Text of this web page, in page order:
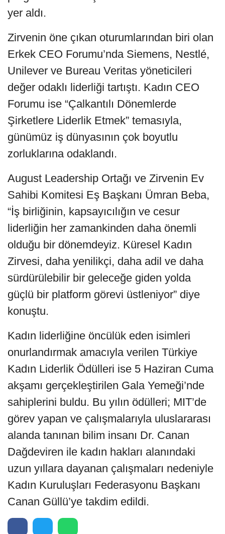
yer aldı.
Zirvenin öne çıkan oturumlarından biri olan
Erkek CEO Forumu’nda Siemens, Nestlé,
Unilever ve Bureau Veritas yöneticileri
değer odaklı liderliği tartıştı. Kadın CEO
Forumu ise “Çalkantılı Dönemlerde
Şirketlere Liderlik Etmek” temasıyla,
günümüz iş dünyasının çok boyutlu
zorluklarına odaklandı.
August Leadership Ortağı ve Zirvenin Ev
Sahibi Komitesi Eş Başkanı Ümran Beba,
“İş birliğinin, kapsayıcılığın ve cesur
liderliğin her zamankinden daha önemli
olduğu bir dönemdeyiz. Küresel Kadın
Zirvesi, daha yenilikçi, daha adil ve daha
sürdürülebilir bir geleceğe giden yolda
güçlü bir platform görevi üstleniyor” diye
konuştu.
Kadın liderliğine öncülük eden isimleri
onurlandırmak amacıyla verilen Türkiye
Kadın Liderlik Ödülleri ise 5 Haziran Cuma
akşamı gerçekleştirilen Gala Yemeği’nde
sahiplerini buldu. Bu yılın ödülleri; MIT’de
görev yapan ve çalışmalarıyla uluslararası
alanda tanınan bilim insanı Dr. Canan
Dağdeviren ile kadın hakları alanındaki
uzun yıllara dayanan çalışmaları nedeniyle
Kadın Kuruluşları Federasyonu Başkanı
Canan Güllü’ye takdim edildi.